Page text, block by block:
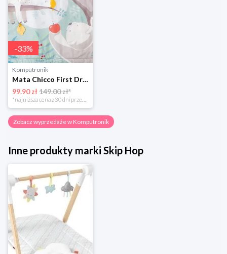
-33%
Komputronik
Mata Chicco First Dreams Sowa interaktywna
99.90 zł149.00 zł*
*najniższa cena z 30 dni przed obniżką
Zobacz wyprzedaże w Komputronik
Inne produkty marki Skip Hop